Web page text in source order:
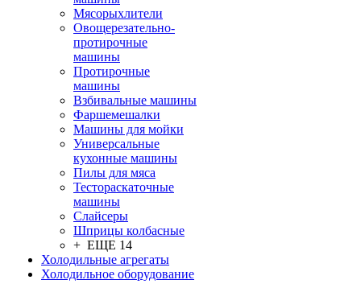
Мясорыхлители
Овощерезательно-
протирочные
машины
Протирочные
машины
Взбивальные машины
Фаршемешалки
Машины для мойки
Универсальные
кухонные машины
Пилы для мяса
Тестораскаточные
машины
Слайсеры
Шприцы колбасные
+ ЕЩЕ 14
Холодильные агрегаты
Холодильное оборудование